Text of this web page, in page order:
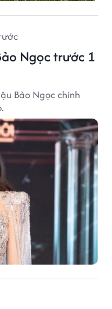
Ngọc trước 1
Bảo Ngọc chính